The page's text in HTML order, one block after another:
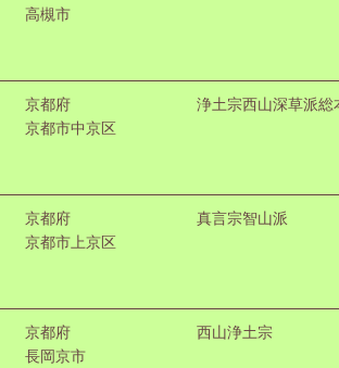
高槻市
京都府
京都市中京区
浄土宗西山深草派総
京都府
京都市上京区
真言宗智山派
京都府
長岡京市
西山浄土宗